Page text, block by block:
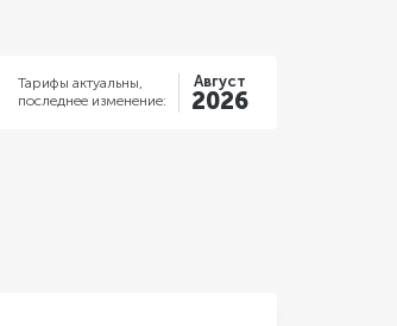
Тарифы актуальны,
последнее изменение:
Август
2026